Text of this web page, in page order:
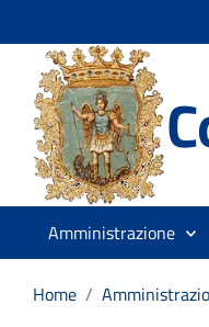
Amministrazione
Home /